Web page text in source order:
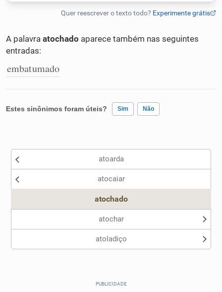
Humanizador de IA
Cata-letras
Sinônimos
A palavra atochado aparece também nas seguintes
entradas:
embatumado
Estes sinônimos foram úteis? Sim Não
Nenhum dos sinônimos apresentados me ajudou
atoarda
atocaiar
atochado
atochar
atoladiço